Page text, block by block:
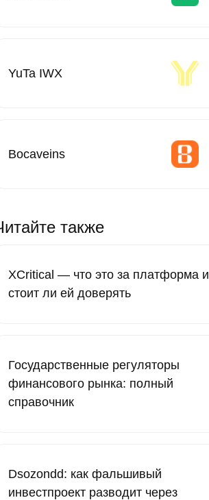
YuTa IWX
Bocaveins
также
XCritical — что это за платформа и
стоит ли ей доверять
Государственные регуляторы
финансового рынка: полный
справочник
Dsozondd: как фальшивый
инвестпроект разводит через